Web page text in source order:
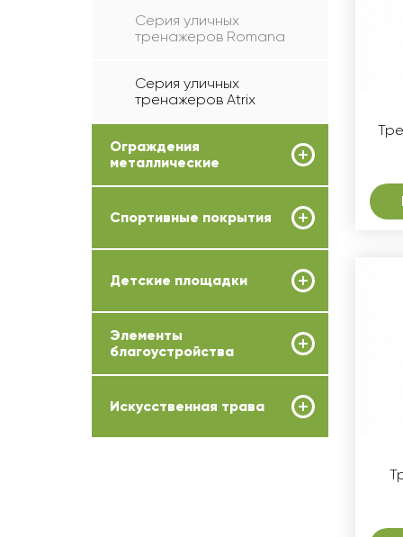
Серия уличных
тренажеров Romana
Серия уличных
тренажеров Atrix
Ограждения
металлические
Спортивные покрытия
Детские площадки
Элементы
благоустройства
Искусственная трава